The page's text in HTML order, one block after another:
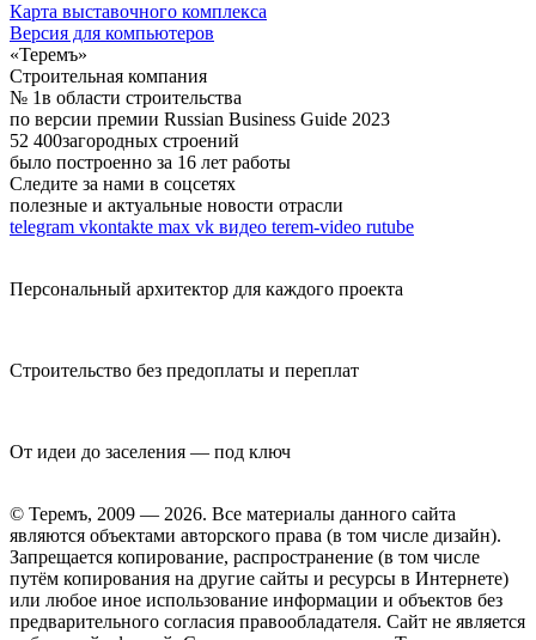
Карта выставочного комплекса
Версия для компьютеров
«Теремъ»
Строительная компания
№ 1в области строительства
по версии премии Russian Business Guide 2023
52 400загородных строений
было построенно за 16 лет работы
Следите за нами в соцсетях
полезные и актуальные новости отрасли
telegram vkontakte max vk видео terem-video rutube
Персональный архитектор для каждого проекта
Строительство без предоплаты и переплат
От идеи до заселения — под ключ
© Теремъ, 2009 — 2026. Все материалы данного сайта
являются объектами авторского права (в том числе дизайн).
Запрещается копирование, распространение (в том числе
путём копирования на другие сайты и ресурсы в Интернете)
или любое иное использование информации и объектов без
предварительного согласия правообладателя. Cайт не является